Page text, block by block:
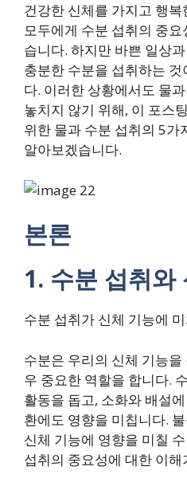
건강한 신체를 가지고 행
모두에게 수분 섭취의 중
습니다. 하지만 바쁜 일상
충분한 수분을 섭취하는
다. 이러한 상황에서도 물
놓치지 않기 위해, 이 포스
위한 물과 수분 섭취의 5가
알아보겠습니다.
본론
1. 수분 섭취와
수분 섭취가 신체 기능에
수분은 우리의 신체 기능
우 중요한 역할을 합니다.
활동을 돕고, 소화와 배설
환에도 영향을 미칩니다.
신체 기능에 영향을 미칠
섭취의 중요성에 대한 이해